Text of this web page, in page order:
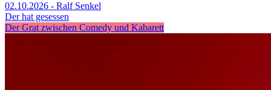
02.10.2026 - Ralf Senkel
Der hat gesessen
Der Grat zwischen Comedy und Kabarett